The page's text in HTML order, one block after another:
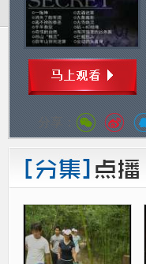
分享：